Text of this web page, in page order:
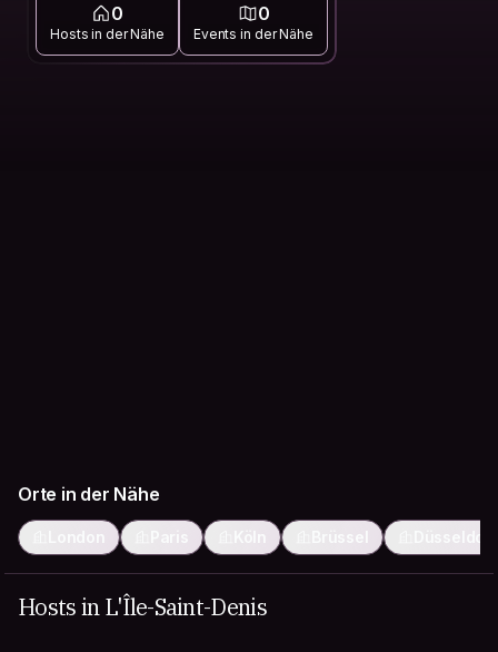
0
Hosts in der Nähe
0
Events in der Nähe
Orte in der Nähe
London Paris Köln Brüssel Düsseldorf
Hosts in L'Île-Saint-Denis